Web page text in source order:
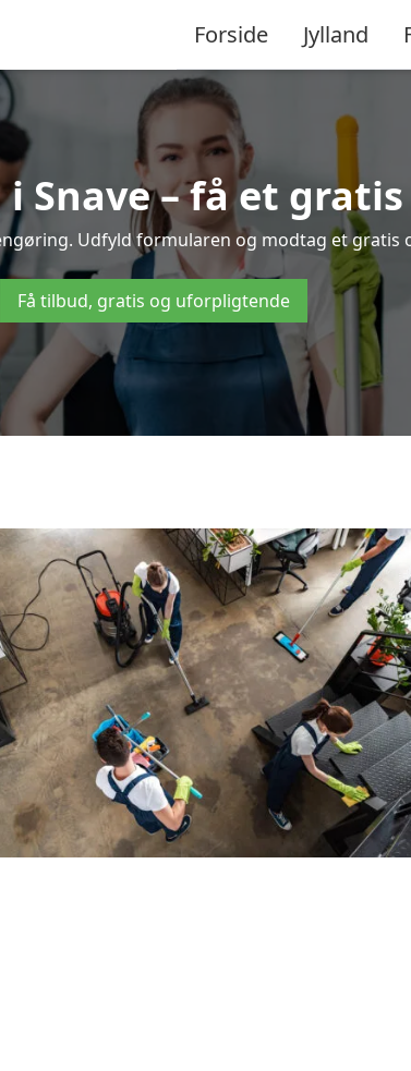
Forside Jylland
Snave – få et
Udfyld formularen og modtag et
Få tilbud, gratis og uforpligtende